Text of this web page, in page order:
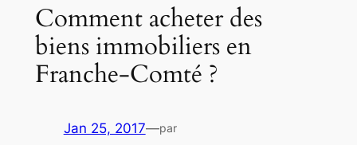
Comment acheter des
biens immobiliers en
Franche-Comté ?
Jan 25, 2017—par